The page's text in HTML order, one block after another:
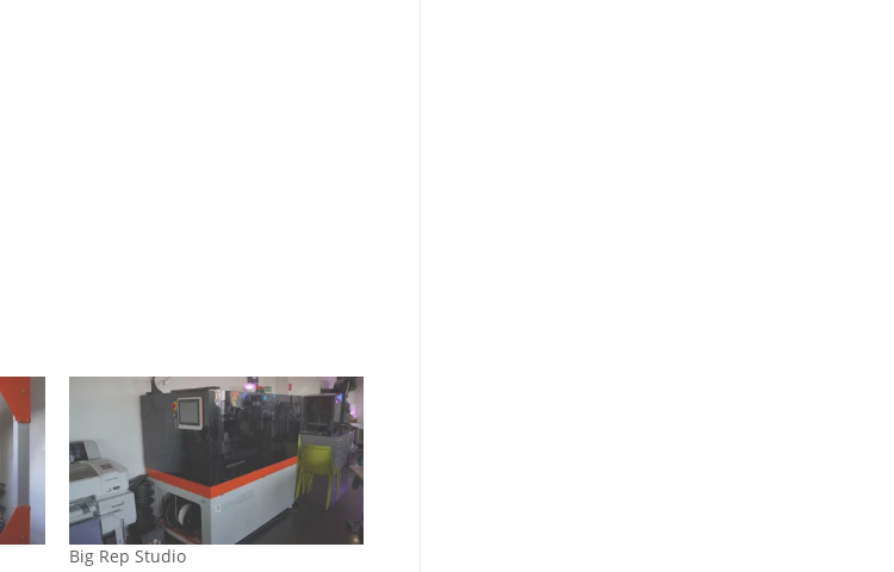
Big Rep Studio